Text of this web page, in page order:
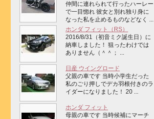
仲間に連れられて行ったハーレー
で一目惚れ 彼女と別れ独り身に
なった私を止めるものなどなく ...
ホンダ フィット（RS）
2016/8/31（初音ミク誕生日）に
納車しました！ 狙ったわけでは
ありません（＾＾； ...
日産 ウイングロード
父親の車です 当時小学生だった
私のごり押しでデカ羽根付きのラ
イダーになりました！ 20 ...
ホンダ フィット
母親の車です 当時候補にマーチ